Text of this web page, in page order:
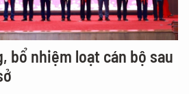
bổ nhiệm loạt cán bộ sau